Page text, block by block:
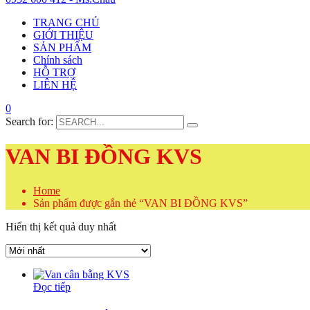
TRANG CHỦ
GIỚI THIỆU
SẢN PHẨM
Chính sách
HỖ TRỢ
LIÊN HỆ
0
Search for:
VAN BI ĐỒNG KVS
Home
Sản phẩm được gắn thẻ “VAN BI ĐỒNG KVS”
Hiển thị kết quả duy nhất
Đọc tiếp